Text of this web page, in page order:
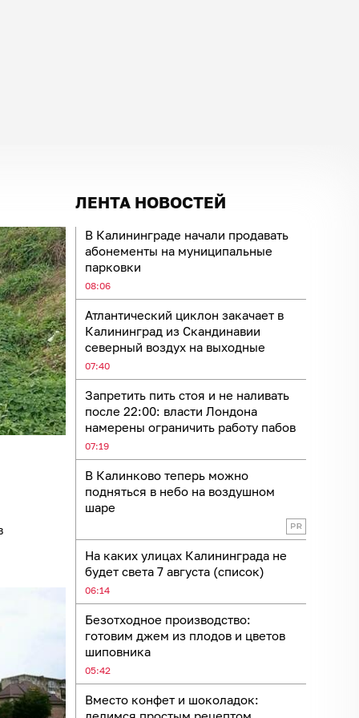
ЛЕНТА НОВОСТЕЙ
В Калининграде начали продавать
абонементы на муниципальные
парковки
08:06
Атлантический циклон закачает в
Калининград из Скандинавии
северный воздух на выходные
07:40
Запретить пить стоя и не наливать
после 22:00: власти Лондона
намерены ограничить работу пабов
07:19
В Калинково теперь можно
подняться в небо на воздушном
шаре
На каких улицах Калининграда не
будет света 7 августа (список)
06:14
Безотходное производство:
готовим джем из плодов и цветов
шиповника
05:42
Вместо конфет и шоколадок: